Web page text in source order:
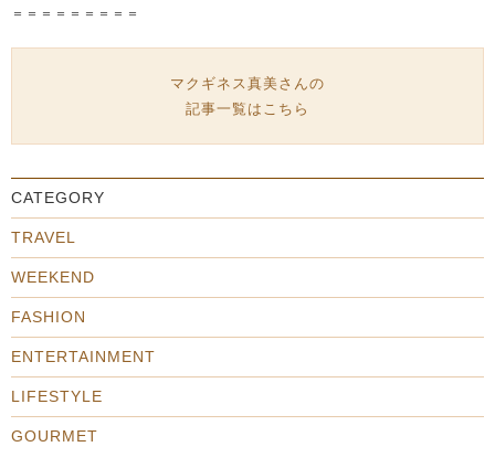
＝＝＝＝＝＝＝＝＝
マクギネス真美さんの
記事一覧はこちら
CATEGORY
TRAVEL
WEEKEND
FASHION
ENTERTAINMENT
LIFESTYLE
GOURMET